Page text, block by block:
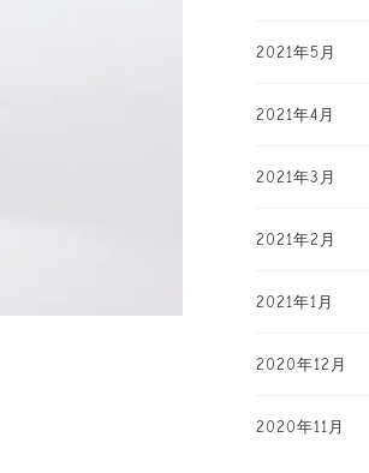
2021年5月
2021年4月
2021年3月
2021年2月
2021年1月
2020年12月
2020年11月